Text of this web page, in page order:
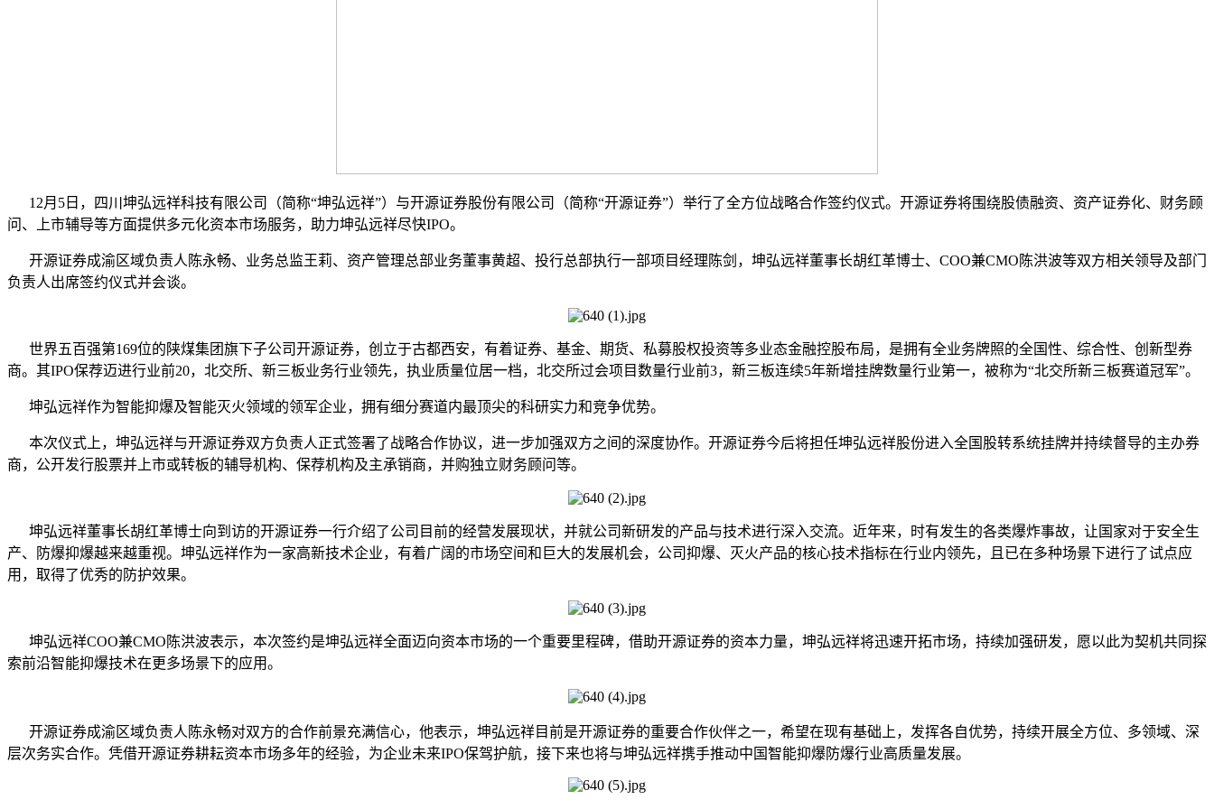
12月5日，四川坤弘远祥科技有限公司（简称“坤弘远祥”）与开源证券股份有限公司（简称“开源证券”）举行了全方位战略合作签约仪式。开源证券将围绕股债融资、资产证券化、财务顾
问、上市辅导等方面提供多元化资本市场服务，助力坤弘远祥尽快IPO。
开源证券成渝区域负责人陈永畅、业务总监王莉、资产管理总部业务董事黄超、投行总部执行一部项目经理陈剑，坤弘远祥董事长胡红革博士、COO兼CMO陈洪波等双方相关领导及部门
负责人出席签约仪式并会谈。
世界五百强第169位的陕煤集团旗下子公司开源证券，创立于古都西安，有着证券、基金、期货、私募股权投资等多业态金融控股布局，是拥有全业务牌照的全国性、综合性、创新型券
商。其IPO保荐迈进行业前20，北交所、新三板业务行业领先，执业质量位居一档，北交所过会项目数量行业前3，新三板连续5年新增挂牌数量行业第一，被称为“北交所新三板赛道冠军”。
坤弘远祥作为智能抑爆及智能灭火领域的领军企业，拥有细分赛道内最顶尖的科研实力和竞争优势。
本次仪式上，坤弘远祥与开源证券双方负责人正式签署了战略合作协议，进一步加强双方之间的深度协作。开源证券今后将担任坤弘远祥股份进入全国股转系统挂牌并持续督导的主办券
商，公开发行股票并上市或转板的辅导机构、保荐机构及主承销商，并购独立财务顾问等。
坤弘远祥董事长胡红革博士向到访的开源证券一行介绍了公司目前的经营发展现状，并就公司新研发的产品与技术进行深入交流。近年来，时有发生的各类爆炸事故，让国家对于安全生
产、防爆抑爆越来越重视。坤弘远祥作为一家高新技术企业，有着广阔的市场空间和巨大的发展机会，公司抑爆、灭火产品的核心技术指标在行业内领先，且已在多种场景下进行了试点应
用，取得了优秀的防护效果。
坤弘远祥COO兼CMO陈洪波表示，本次签约是坤弘远祥全面迈向资本市场的一个重要里程碑，借助开源证券的资本力量，坤弘远祥将迅速开拓市场，持续加强研发，愿以此为契机共同探
索前沿智能抑爆技术在更多场景下的应用。
开源证券成渝区域负责人陈永畅对双方的合作前景充满信心，他表示，坤弘远祥目前是开源证券的重要合作伙伴之一，希望在现有基础上，发挥各自优势，持续开展全方位、多领域、深
层次务实合作。凭借开源证券耕耘资本市场多年的经验，为企业未来IPO保驾护航，接下来也将与坤弘远祥携手推动中国智能抑爆防爆行业高质量发展。